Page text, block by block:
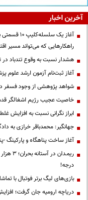
آخرین اخبار
آغاز یک
راهکارهایی که می‌تواند مسیر
هشدار نسبت به وقوع تندباد در
آغاز ثبت‌نام آزمون ارشد علوم
شواهد پژوهشی از وجود فسفر
خاصیت عجیب رژیم اشغالگر
ابراز نگرانی نسبت به افزایش
جهانگیر: محمدباقر خرازی به
آغاز ساخت پناهگاه و پارکینگ -
درجه!
بازی‌های لیگ برتر فوتبال با
دریاچه ارومیه جان گرفت؛ افزایش ۷۸ سانتی‌متری